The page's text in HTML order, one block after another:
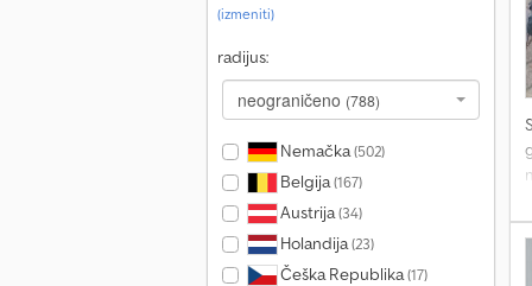
(izmeniti)
radijus:
neograničeno (788)
Nemačka(502)
Belgija(167)
Austrija(34)
Holandija(23)
Češka Republika(17)